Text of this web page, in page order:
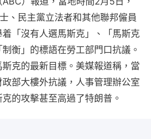
、民主黨立法者和其他聯邦僱員
「沒有人選馬斯克」、「馬斯克
衡」的標語在勞工部門口抗議。
克的最新目標。美媒報道稱，當
部大樓外抗議，人事管理辦公室
的攻擊甚至高過了特朗普。